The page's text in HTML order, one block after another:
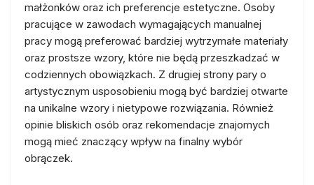
małżonków oraz ich preferencje estetyczne. Osoby
pracujące w zawodach wymagających manualnej
pracy mogą preferować bardziej wytrzymałe materiały
oraz prostsze wzory, które nie będą przeszkadzać w
codziennych obowiązkach. Z drugiej strony pary o
artystycznym usposobieniu mogą być bardziej otwarte
na unikalne wzory i nietypowe rozwiązania. Również
opinie bliskich osób oraz rekomendacje znajomych
mogą mieć znaczący wpływ na finalny wybór
obrączek.